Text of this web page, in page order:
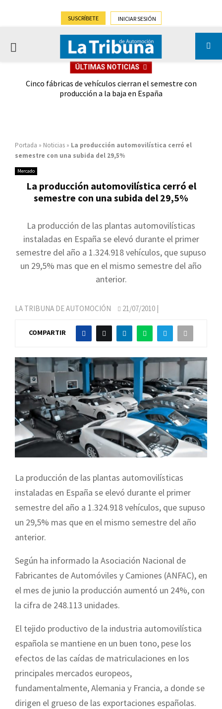
SUSCRÍBETE INICIAR SESIÓN
PRIMARY
ÚLTIMAS NOTICIAS
Cinco fábricas de vehículos cierran el semestre con
producción a la baja en España
Portada » Noticias » La producción automovilística cerró el
semestre con una subida del 29,5%
Mercado
La producción automovilística cerró el
semestre con una subida del 29,5%
La producción de las plantas automovilísticas
instaladas en España se elevó durante el primer
semestre del año a 1.324.918 vehículos, que supuso
un 29,5% mas que en el mismo semestre del año
anterior.
LA TRIBUNA DE AUTOMOCIÓN 21/07/2010 |
COMPARTIR
La producción de las plantas automovilísticas
instaladas en España se elevó durante el primer
semestre del año a 1.324.918 vehículos, que supuso
un 29,5% mas que en el mismo semestre del año
anterior.
Según ha informado la Asociación Nacional de
Fabricantes de Automóviles y Camiones (ANFAC), en
el mes de junio la producción aumentó un 24%, con
la cifra de 248.113 unidades.
El tejido productivo de la industria automovilística
española se mantiene en un buen tono, pese los
efectos de las caídas de matriculaciones en los
principales mercados europeos,
fundamentalmente, Alemania y Francia, a donde se
dirigen el grueso de las exportaciones españolas.